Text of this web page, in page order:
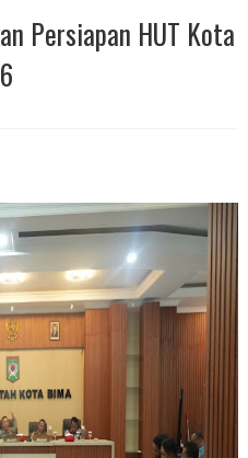
Persiapan HUT Kota